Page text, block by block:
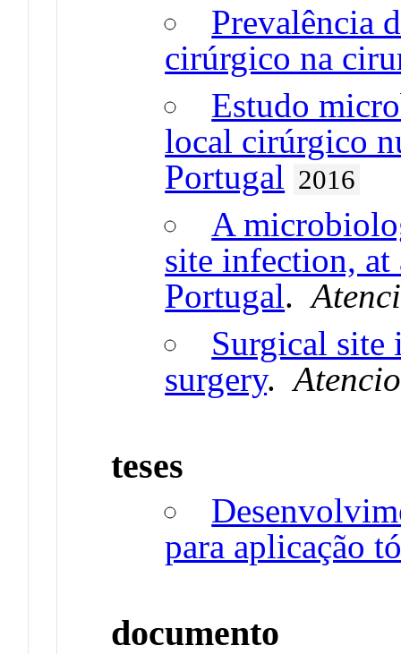
Prevalência
cirúrgico na
Estudo
local cirúrgico
Portugal 2016
A
site infection,
Portugal.
Surgical
surgery.
teses
para aplicação
documento